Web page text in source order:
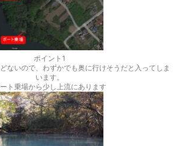
ポイント1
ないので、わずかでも奥に行けそうだと入ってしま
います。
ト乗場から少し上流にあります